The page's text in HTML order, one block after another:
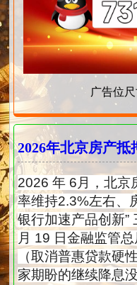
广告位
2026年北京房产
略！
2026 年 6月，北京
率维持2.3%左右、
银行加速产品创新”
月 19 日金融监管
（取消普惠贷款硬
家期盼的继续降息